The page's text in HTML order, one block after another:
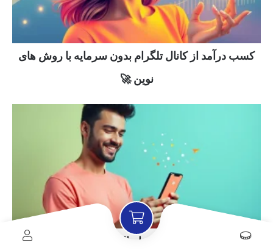
کسب درآمد از کانال تلگرام بدون سرمایه با روش های
نوین 🚀
چگونه کانال تلگرام را وایرال کنیم و رشد دهیم 🚀